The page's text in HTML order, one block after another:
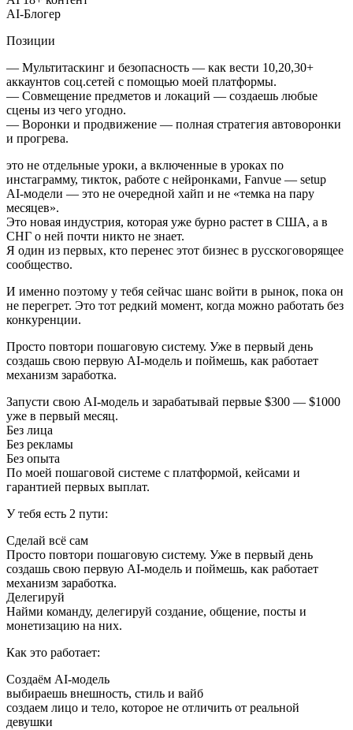
AI-Блогер
Позиции
— Мультитаскинг и безопасность — как вести 10,20,30+
аккаунтов соц.сетей с помощью моей платформы.
— Совмещение предметов и локаций — создаешь любые
сцены из чего угодно.
— Воронки и продвижение — полная стратегия автоворонки
и прогрева.
это не отдельные уроки, а включенные в уроках по
инстаграмму, тикток, работе с нейронками, Fanvue — setup
AI-модели — это не очередной хайп и не «темка на пару
месяцев».
Это новая индустрия, которая уже бурно растет в США, а в
СНГ о ней почти никто не знает.
Я один из первых, кто перенес этот бизнес в русскоговорящее
сообщество.
И именно поэтому у тебя сейчас шанс войти в рынок, пока он
не перегрет. Это тот редкий момент, когда можно работать без
конкуренции.
Просто повтори пошаговую систему. Уже в первый день
создашь свою первую AI-модель и поймешь, как работает
механизм заработка.
Запусти свою AI-модель и зарабатывай первые $300 — $1000
уже в первый месяц.
Без лица
Без рекламы
Без опыта
По моей пошаговой системе с платформой, кейсами и
гарантией первых выплат.
У тебя есть 2 пути:
Сделай всё сам
Просто повтори пошаговую систему. Уже в первый день
создашь свою первую AI-модель и поймешь, как работает
механизм заработка.
Делегируй
Найми команду, делегируй создание, общение, посты и
монетизацию на них.
Как это работает:
Создаём AI-модель
выбираешь внешность, стиль и вайб
создаем лицо и тело, которое не отличить от реальной
девушки